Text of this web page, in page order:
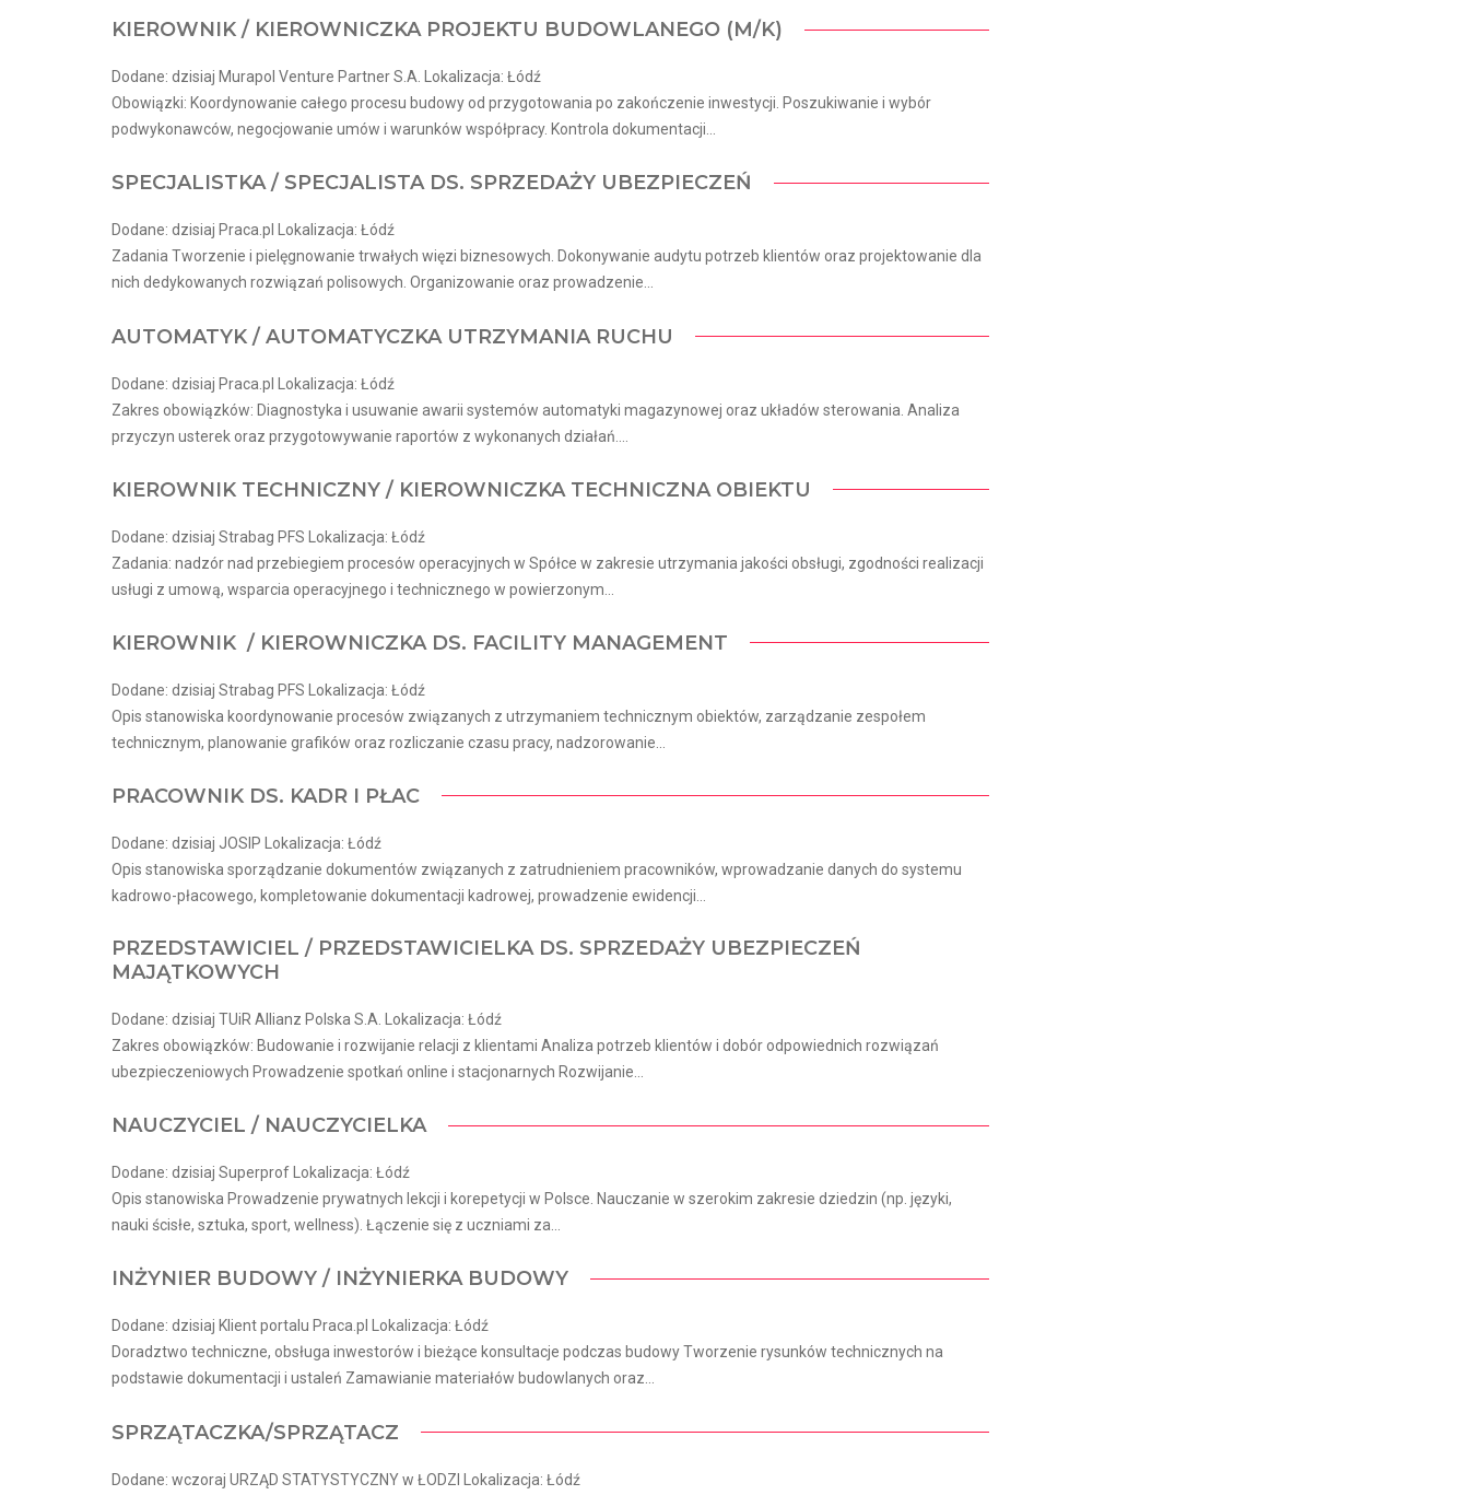
KIEROWNIK / KIEROWNICZKA PROJEKTU BUDOWLANEGO (M/K)
Dodane: dzisiaj Murapol Venture Partner S.A. Lokalizacja: Łódź
Obowiązki: Koordynowanie całego procesu budowy od przygotowania po zakończenie inwestycji. Poszukiwanie i wybór
podwykonawców, negocjowanie umów i warunków współpracy. Kontrola dokumentacji...
SPECJALISTKA / SPECJALISTA DS. SPRZEDAŻY UBEZPIECZEŃ
Dodane: dzisiaj Praca.pl Lokalizacja: Łódź
Zadania Tworzenie i pielęgnowanie trwałych więzi biznesowych. Dokonywanie audytu potrzeb klientów oraz projektowanie dla
nich dedykowanych rozwiązań polisowych. Organizowanie oraz prowadzenie...
AUTOMATYK / AUTOMATYCZKA UTRZYMANIA RUCHU
Dodane: dzisiaj Praca.pl Lokalizacja: Łódź
Zakres obowiązków: Diagnostyka i usuwanie awarii systemów automatyki magazynowej oraz układów sterowania. Analiza
przyczyn usterek oraz przygotowywanie raportów z wykonanych działań....
KIEROWNIK TECHNICZNY / KIEROWNICZKA TECHNICZNA OBIEKTU
Dodane: dzisiaj Strabag PFS Lokalizacja: Łódź
Zadania: nadzór nad przebiegiem procesów operacyjnych w Spółce w zakresie utrzymania jakości obsługi, zgodności realizacji
usługi z umową, wsparcia operacyjnego i technicznego w powierzonym...
KIEROWNIK / KIEROWNICZKA DS. FACILITY MANAGEMENT
Dodane: dzisiaj Strabag PFS Lokalizacja: Łódź
Opis stanowiska koordynowanie procesów związanych z utrzymaniem technicznym obiektów, zarządzanie zespołem
technicznym, planowanie grafików oraz rozliczanie czasu pracy, nadzorowanie...
PRACOWNIK DS. KADR I PŁAC
Dodane: dzisiaj JOSIP Lokalizacja: Łódź
Opis stanowiska sporządzanie dokumentów związanych z zatrudnieniem pracowników, wprowadzanie danych do systemu
kadrowo-płacowego, kompletowanie dokumentacji kadrowej, prowadzenie ewidencji...
PRZEDSTAWICIEL / PRZEDSTAWICIELKA DS. SPRZEDAŻY UBEZPIECZEŃ
MAJĄTKOWYCH
Dodane: dzisiaj TUiR Allianz Polska S.A. Lokalizacja: Łódź
Zakres obowiązków: Budowanie i rozwijanie relacji z klientami Analiza potrzeb klientów i dobór odpowiednich rozwiązań
ubezpieczeniowych Prowadzenie spotkań online i stacjonarnych Rozwijanie...
NAUCZYCIEL / NAUCZYCIELKA
Dodane: dzisiaj Superprof Lokalizacja: Łódź
Opis stanowiska Prowadzenie prywatnych lekcji i korepetycji w Polsce. Nauczanie w szerokim zakresie dziedzin (np. języki,
nauki ścisłe, sztuka, sport, wellness). Łączenie się z uczniami za...
INŻYNIER BUDOWY / INŻYNIERKA BUDOWY
Dodane: dzisiaj Klient portalu Praca.pl Lokalizacja: Łódź
Doradztwo techniczne, obsługa inwestorów i bieżące konsultacje podczas budowy Tworzenie rysunków technicznych na
podstawie dokumentacji i ustaleń Zamawianie materiałów budowlanych oraz...
SPRZĄTACZKA/SPRZĄTACZ
Dodane: wczoraj URZĄD STATYSTYCZNY w ŁODZI Lokalizacja: Łódź